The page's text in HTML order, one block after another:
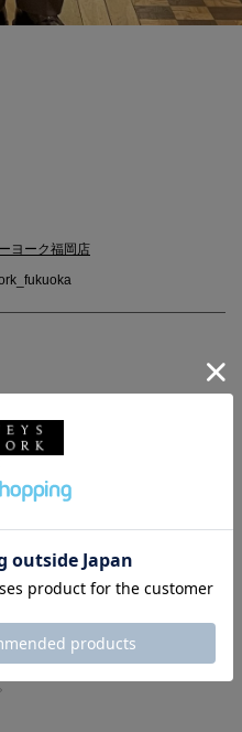
ヨーク福岡店
ナーとしても。フロントのロ
ルなスエットです。
際は
入荷時にメールでお知らせで
在庫をご確認いただけます。